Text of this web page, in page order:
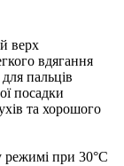
верх
вдягання
пальців
посадки
та хорошого
режимі при 30°C